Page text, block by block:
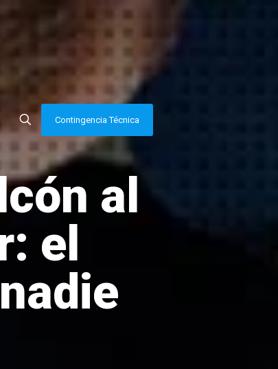
Contingencia Técnica
al
el